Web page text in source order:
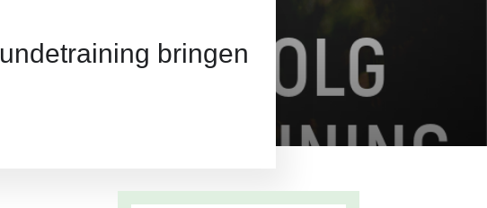
bringen